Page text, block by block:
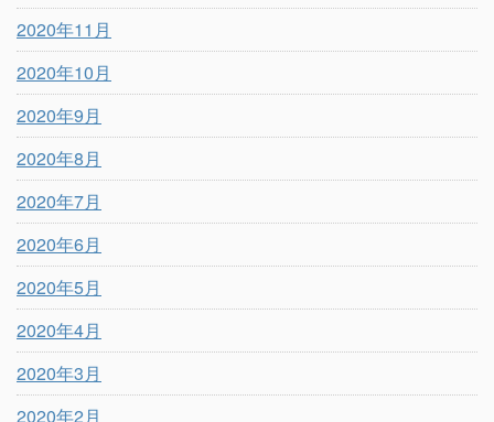
2020年11月
2020年10月
2020年9月
2020年8月
2020年7月
2020年6月
2020年5月
2020年4月
2020年3月
2020年2月